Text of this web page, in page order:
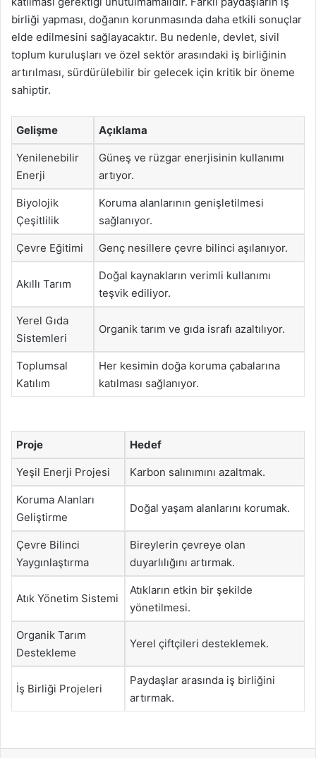
birliği yapması, doğanın korunmasında daha etkili sonuçlar
elde edilmesini sağlayacaktır. Bu nedenle, devlet, sivil
toplum kuruluşları ve özel sektör arasındaki iş birliğinin
artırılması, sürdürülebilir bir gelecek için kritik bir öneme
sahiptir.
Gelişme Açıklama
Yenilenebilir
Enerji
Güneş ve rüzgar enerjisinin kullanımı
artıyor.
Biyolojik
Çeşitlilik
Koruma alanlarının genişletilmesi
sağlanıyor.
Çevre Eğitimi Genç nesillere çevre bilinci aşılanıyor.
Akıllı Tarım
Doğal kaynakların verimli kullanımı
teşvik ediliyor.
Yerel Gıda
Sistemleri
Organik tarım ve gıda israfı azaltılıyor.
Toplumsal
Katılım
Her kesimin doğa koruma çabalarına
katılması sağlanıyor.
Proje Hedef
Yeşil Enerji Projesi Karbon salınımını azaltmak.
Koruma Alanları
Geliştirme
Doğal yaşam alanlarını korumak.
Çevre Bilinci
Yaygınlaştırma
Bireylerin çevreye olan
duyarlılığını artırmak.
Atık Yönetim Sistemi
Atıkların etkin bir şekilde
yönetilmesi.
Organik Tarım
Destekleme
Yerel çiftçileri desteklemek.
İş Birliği Projeleri
Paydaşlar arasında iş birliğini
artırmak.